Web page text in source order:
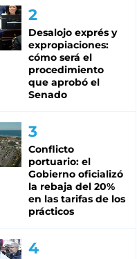
Desalojo exprés y
expropiaciones:
cómo será el
procedimiento
que aprobó el
Senado
Conflicto
portuario: el
Gobierno oficializó
la rebaja del 20%
en las tarifas de los
prácticos